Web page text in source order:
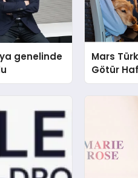
genelinde
Mars
Götür